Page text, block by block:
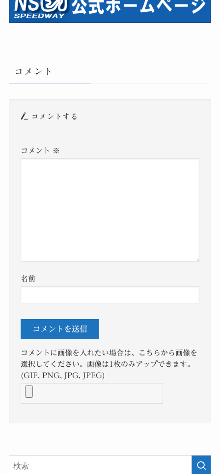
コメント
コメントする
コメント ※
名前
コメントに画像を入れたい場合は、こちらから画像を
選択してください。画像は1枚のみアップできます。
(GIF, PNG, JPG, JPEG)